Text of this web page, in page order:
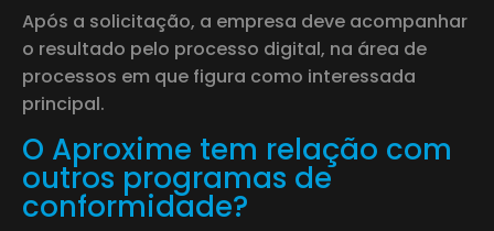
Após a solicitação, a empresa deve acompanhar
o resultado pelo processo digital, na área de
processos em que figura como interessada
principal.
O Aproxime tem relação com
outros programas de
conformidade?